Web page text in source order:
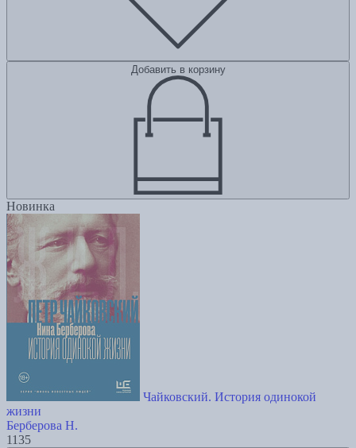
Добавить в корзину
Новинка
Чайковский. История одинокой
жизни
Берберова Н.
1135